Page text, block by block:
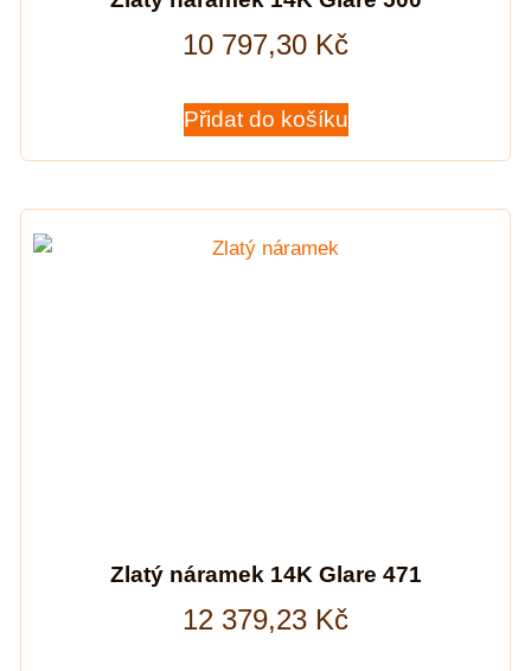
10 797,30 Kč
Přidat do košíku
Zlatý náramek 14K Glare 471
12 379,23 Kč